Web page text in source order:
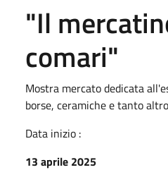
"Il
comari"
Mostra mercato dedicata
borse, ceramiche e tanto altro
Data inizio :
13 aprile 2025